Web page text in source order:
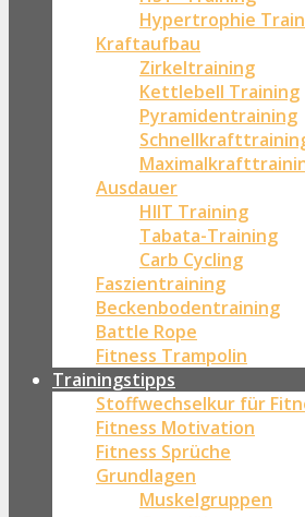
Hypertrophie
Kraftaufbau
Zirkeltraining
Kettlebell Training
Pyramidentraining
Ausdauer
HIIT Training
Tabata-Training
Carb Cycling
Faszientraining
Beckenbodentraining
Battle Rope
Fitness Trampolin
Trainingstipps
Stoffwechselkur für
Fitness Motivation
Fitness Sprüche
Grundlagen
Muskelgruppen